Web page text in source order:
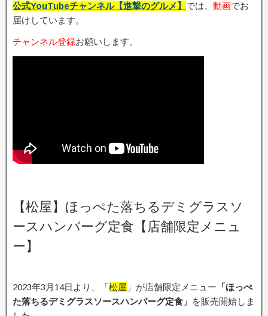
公式YouTubeチャンネル【進撃のグルメ】 では、 動画でお
届けしています。
チャンネル登録お願いします。
【松屋】ほっぺた落ちるデミグラスソ
ースハンバーグ定食【店舗限定メニュ
ー】
2023年3月14日より、「松屋 」が店舗限定メニュー 「ほっぺ
た落ちるデミグラスソースハンバーグ定食」 を販売開始しま